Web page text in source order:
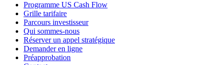
Programme US Cash Flow
Grille tarifaire
Parcours investisseur
Qui sommes-nous
Réserver un appel stratégique
Demander en ligne
Préapprobation